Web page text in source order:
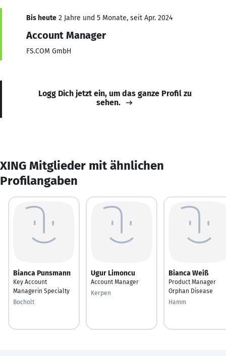
Bis heute 2 Jahre und 5 Monate, seit Apr. 2024
Account Manager
FS.COM GmbH
Logg Dich jetzt ein, um das ganze Profil zu
sehen.
XING Mitglieder mit ähnlichen
Profilangaben
Bianca Punsmann
Key Account
Managerin Specialty
Bocholt
Ugur Limoncu
Account Manager
Kerpen
Bianca Weiß
Product Manager
Orphan Disease
Hamm